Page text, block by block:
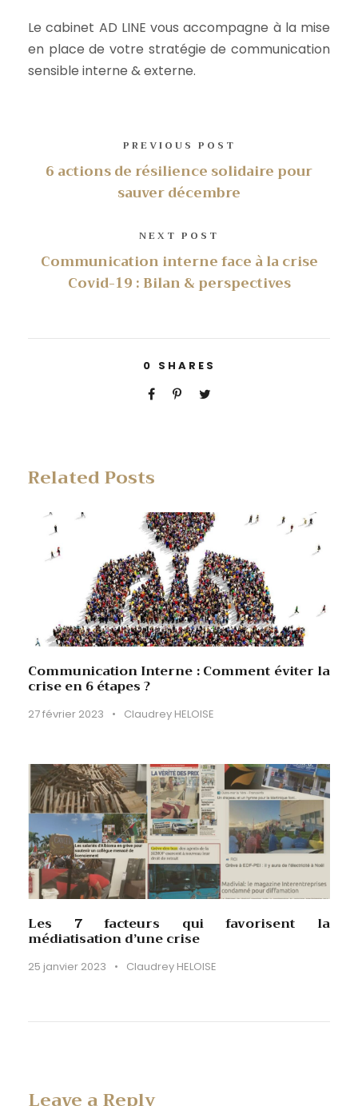
Le cabinet AD LINE vous accompagne à la mise
en place de votre stratégie de communication
sensible interne & externe.
PREVIOUS POST
6 actions de résilience solidaire pour
sauver décembre
NEXT POST
Communication interne face à la crise
Covid-19 : Bilan & perspectives
0 SHARES
Related Posts
Communication Interne : Comment éviter la
crise en 6 étapes ?
27 février 2023 • Claudrey HELOISE
Les 7 facteurs qui favorisent la
médiatisation d’une crise
25 janvier 2023 • Claudrey HELOISE